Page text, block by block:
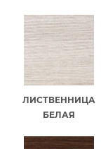
ЛИСТВЕННИЦА
БЕЛАЯ